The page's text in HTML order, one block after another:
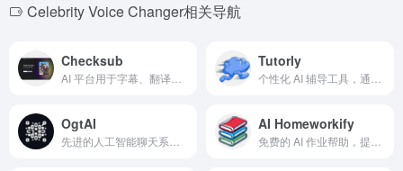
Celebrity Voice Changer相关导航
Checksub Tutorly
OgtAI AI Homeworkify